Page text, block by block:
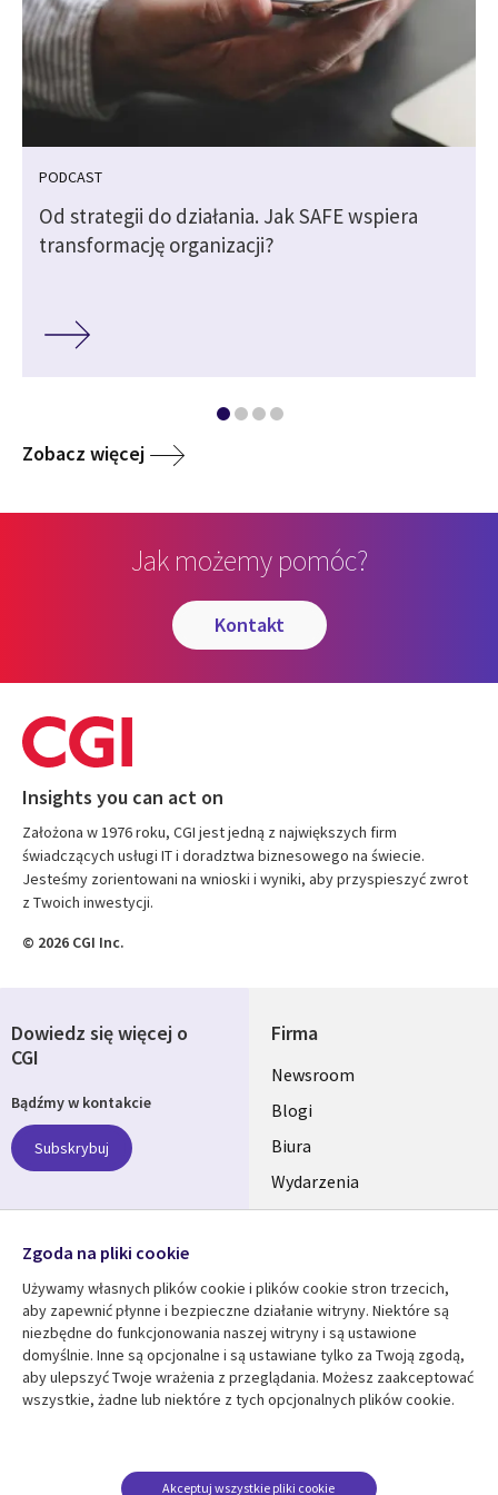
PODCAST
Od strategii do działania. Jak SAFE wspiera
transformację organizacji?
Zobacz więcej
Jak możemy pomóc?
kontakt
Insights you can act on
Założona w 1976 roku, CGI jest jedną z największych firm
świadczących usługi IT i doradztwa biznesowego na świecie.
Jesteśmy zorientowani na wnioski i wyniki, aby przyspieszyć zwrot
z Twoich inwestycji.
© 2026 CGI Inc.
Firma
Useful
links
SECTIONS
POLSKA
Newsroom
Blogi
Biura
Wydarzenia
Centrum zasobów
Library
SECTIONS
Artykuły
Pomoc
Legal
POLSKA
Informacja prawna
Informacja o
Dowiedz się więcej o
CGI
Bądźmy w kontakcie
Subskrybuj
Social
Media
SECTIONS
POLSKA
Zgoda na pliki cookie
Używamy własnych plików cookie i plików cookie stron trzecich,
aby zapewnić płynne i bezpieczne działanie witryny. Niektóre są
niezbędne do funkcjonowania naszej witryny i są ustawione
domyślnie. Inne są opcjonalne i są ustawiane tylko za Twoją zgodą,
aby ulepszyć Twoje wrażenia z przeglądania. Możesz zaakceptować
wszystkie, żadne lub niektóre z tych opcjonalnych plików cookie.
Akceptuj wszystkie pliki cookie